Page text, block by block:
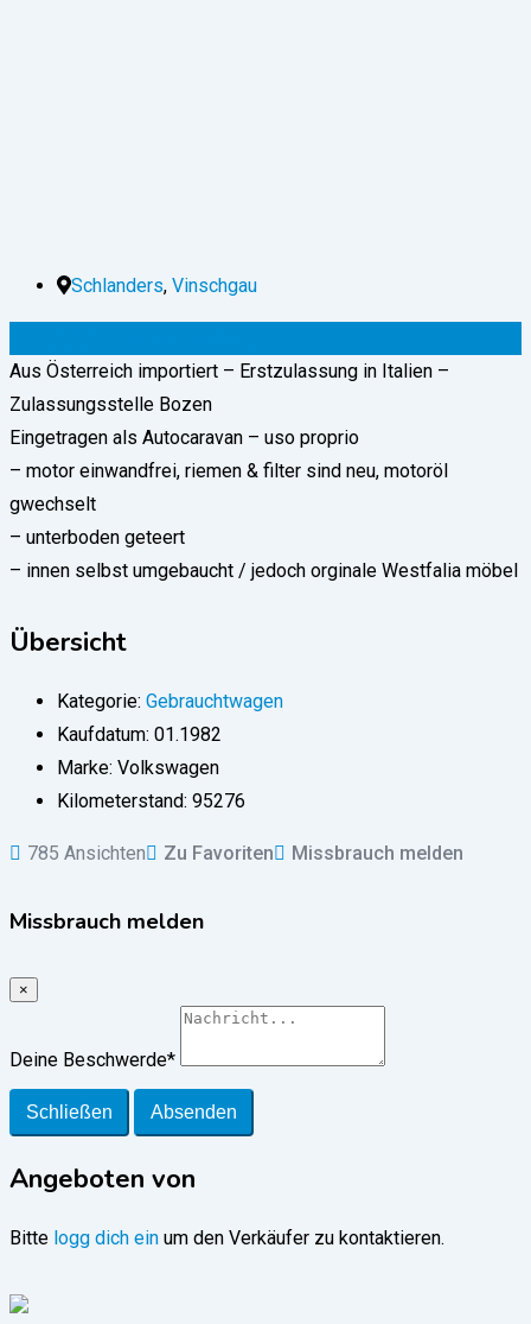
Schlanders, Vinschgau
Aus Österreich importiert – Erstzulassung in Italien –
Zulassungsstelle Bozen
Eingetragen als Autocaravan – uso proprio
– motor einwandfrei, riemen & filter sind neu, motoröl
gwechselt
– unterboden geteert
– innen selbst umgebaucht / jedoch orginale Westfalia möbel
Übersicht
Kategorie: Gebrauchtwagen
Kaufdatum: 01.1982
Marke: Volkswagen
Kilometerstand: 95276
785 Ansichten Zu Favoriten Missbrauch melden
Missbrauch melden
×
Deine Beschwerde*
Schließen Absenden
Angeboten von
Bitte logg dich ein um den Verkäufer zu kontaktieren.